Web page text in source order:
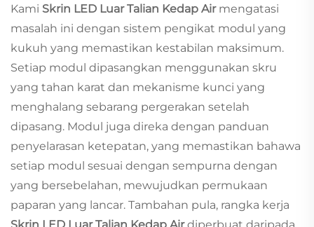
Kami Skrin LED Luar Talian Kedap Air mengatasi
masalah ini dengan sistem pengikat modul yang
kukuh yang memastikan kestabilan maksimum.
Setiap modul dipasangkan menggunakan skru
yang tahan karat dan mekanisme kunci yang
menghalang sebarang pergerakan setelah
dipasang. Modul juga direka dengan panduan
penyelarasan ketepatan, yang memastikan bahawa
setiap modul sesuai dengan sempurna dengan
yang bersebelahan, mewujudkan permukaan
paparan yang lancar. Tambahan pula, rangka kerja
Skrin LED Luar Talian Kedap Airdiperbuat daripada